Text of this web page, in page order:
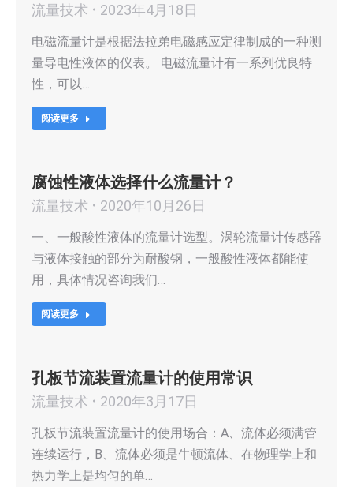
流量技术 2023年4月18日
电磁流量计是根据法拉弟电磁感应定律制成的一种测
量导电性液体的仪表。 电磁流量计有一系列优良特
性，可以…
阅读更多
腐蚀性液体选择什么流量计？
流量技术 2020年10月26日
一、一般酸性液体的流量计选型。涡轮流量计传感器
与液体接触的部分为耐酸钢，一般酸性液体都能使
用，具体情况咨询我们…
阅读更多
孔板节流装置流量计的使用常识
流量技术 2020年3月17日
孔板节流装置流量计的使用场合：A、流体必须满管
连续运行，B、流体必须是牛顿流体、在物理学上和
热力学上是均匀的单…